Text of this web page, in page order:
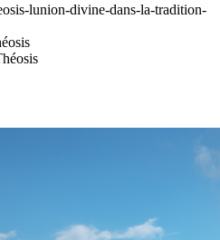
lunion-divine-dans-la-tradition-